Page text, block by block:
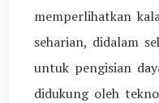
memperlihatkan
seharian, didalam
untuk pengisian
didukung oleh